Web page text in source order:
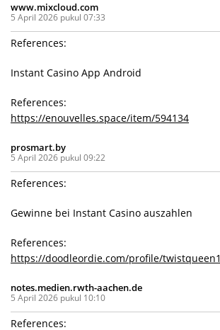
www.mixcloud.com
5 April 2026 pukul 07:33
References:
Instant Casino App Android
References:
https://enouvelles.space/item/594134
prosmart.by
5 April 2026 pukul 09:22
References:
Gewinne bei Instant Casino auszahlen
References:
https://doodleordie.com/profile/twistqueen1
notes.medien.rwth-aachen.de
5 April 2026 pukul 10:10
References: